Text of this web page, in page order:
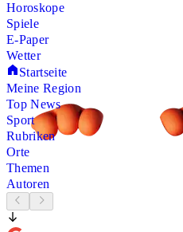
Horoskope
Spiele
E-Paper
Wetter
Startseite
Meine Region
Top News
Sport
Rubriken
Orte
Themen
Autoren